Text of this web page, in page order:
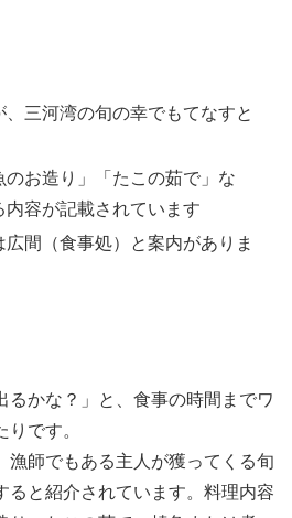
三河湾の旬の幸でもてなすと
のお造り」「たこの茹で」な
内容が記載されています
間（食事処）と案内がありま
るかな？」と、食事の時間までワ
です。
漁師でもある主人が獲ってくる旬
ると紹介されています。料理内容